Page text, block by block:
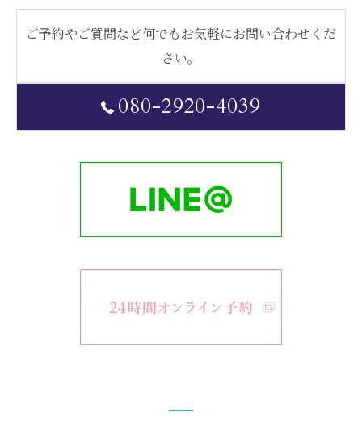
ご予約やご質問など何でもお気軽にお問い合わせくだ
さい。
080-2920-4039